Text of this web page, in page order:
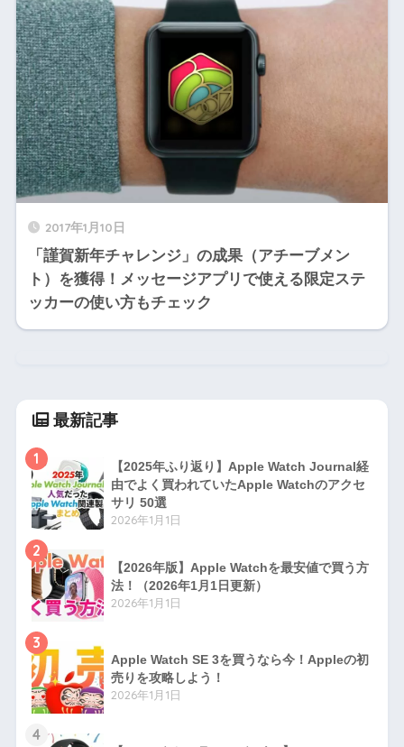
2017年1月10日
「謹賀新年チャレンジ」の成果（アチーブメン
ト）を獲得！メッセージアプリで使える限定ステ
ッカーの使い方もチェック
最新記事
1
【2025年ふり返り】Apple Watch Journal経
由でよく買われていたApple Watchのアクセ
サリ 50選
2026年1月1日
2
【2026年版】Apple Watchを最安値で買う方
法！（2026年1月1日更新）
2026年1月1日
3
Apple Watch SE 3を買うなら今！Appleの初
売りを攻略しよう！
2026年1月1日
4